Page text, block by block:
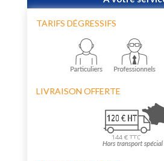
TARIFS DÉGRESSIFS
LIVRAISON OFFERTE